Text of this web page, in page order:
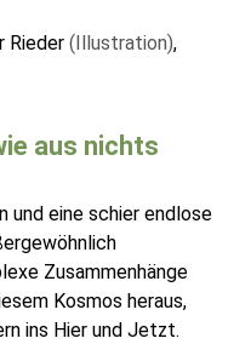
Rieder (Illustration),
aus nichts
und eine schier endlose
Zusammenhänge
Kosmos heraus,
ins Hier und Jetzt.